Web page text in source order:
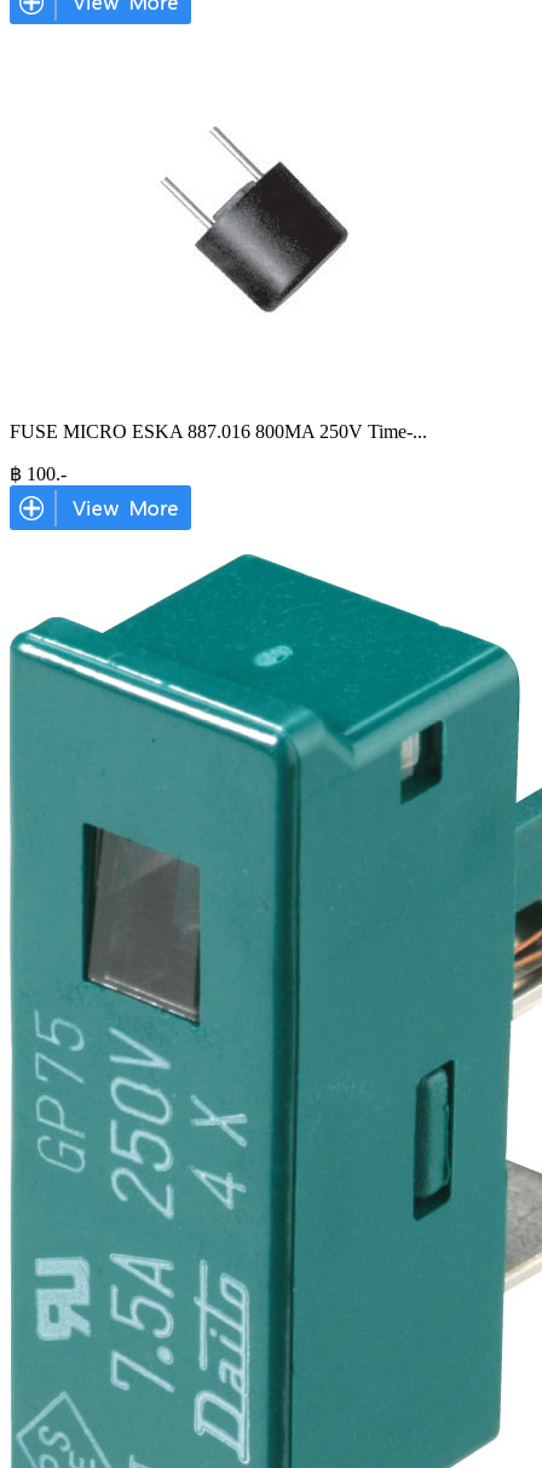
FUSE MICRO ESKA 887.016 800MA 250V Time-...
฿ 100.-